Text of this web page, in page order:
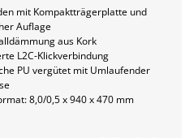
mit Kompaktträgerplatte und
Auflage
aus Kork
L2C-Klickverbindung
PU vergütet mit Umlaufender
8,0/0,5 x 940 x 470 mm